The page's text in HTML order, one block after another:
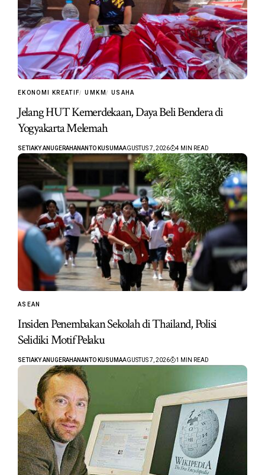
EKONOMI KREATIF UMKM USAHA
Jelang HUT Kemerdekaan, Daya Beli Bendera di
Yogyakarta Melemah
SETIAKY ANUGERAHANANTO KUSUMAAGUSTUS 7, 2026 4 MIN READ
ASEAN
Insiden Penembakan Sekolah di Thailand, Polisi
Selidiki Motif Pelaku
SETIAKY ANUGERAHANANTO KUSUMAAGUSTUS 7, 2026 1 MIN READ